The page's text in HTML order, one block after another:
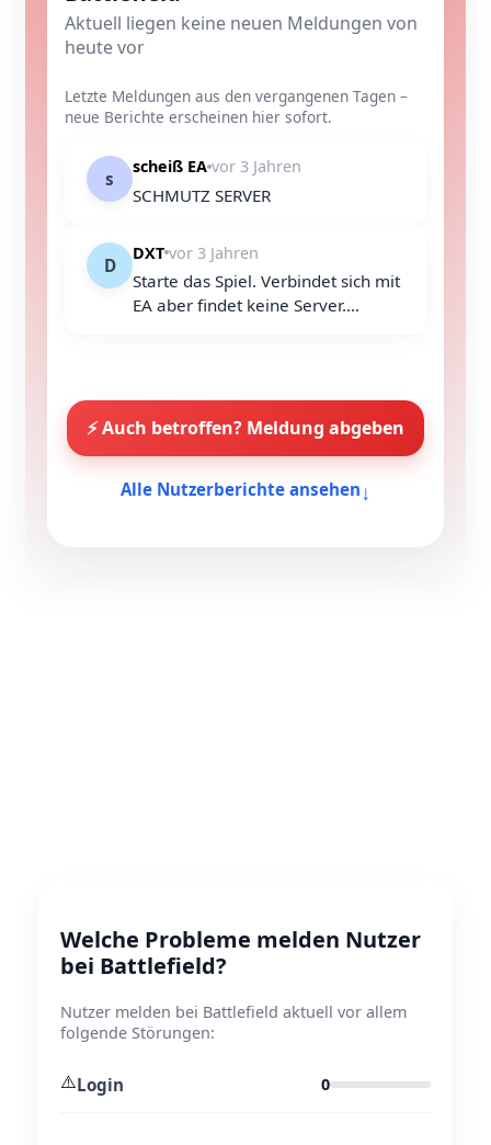
Aktuell liegen keine neuen Meldungen von
heute vor
Letzte Meldungen aus den vergangenen Tagen –
neue Berichte erscheinen hier sofort.
s
scheiß EA vor 3 Jahren
SCHMUTZ SERVER
D
DXT vor 3 Jahren
Starte das Spiel. Verbindet sich mit
EA aber findet keine Server....
⚡ Auch betroffen? Meldung abgeben
Alle Nutzerberichte ansehen ↓
Welche Probleme melden Nutzer
bei Battlefield?
Nutzer melden bei Battlefield aktuell vor allem
folgende Störungen:
⚠️Login 0